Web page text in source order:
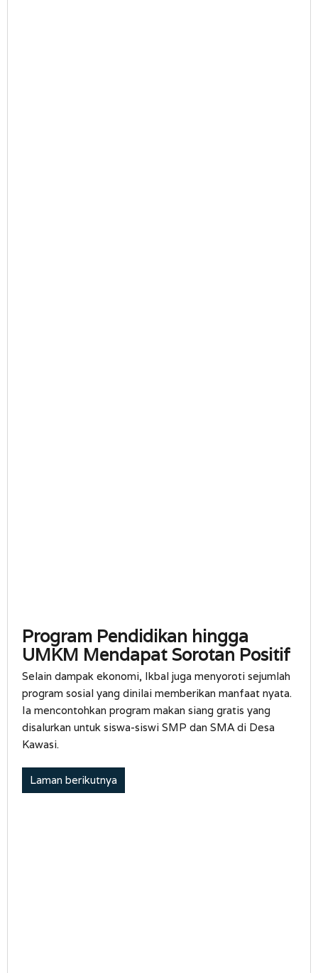
Program Pendidikan hingga
UMKM Mendapat Sorotan Positif
Selain dampak ekonomi, Ikbal juga menyoroti sejumlah
program sosial yang dinilai memberikan manfaat nyata.
Ia mencontohkan program makan siang gratis yang
disalurkan untuk siswa-siswi SMP dan SMA di Desa
Kawasi.
Laman berikutnya